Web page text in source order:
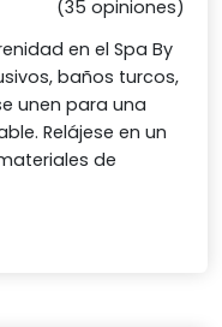
(35 opiniones)
en el Spa By
baños turcos,
unen para una
Relájese en un
de